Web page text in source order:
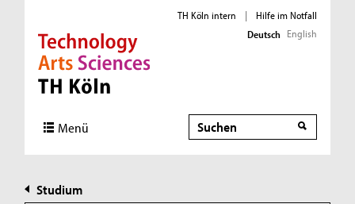
Direkt zur Hauptnavigation
Direkt zur Subnavigation
Direkt zum Inhalt
Direkt zum Fußbereich
TH Köln intern |
Hilfe im Notfall
Deutsch English
Menü Suche
Studium